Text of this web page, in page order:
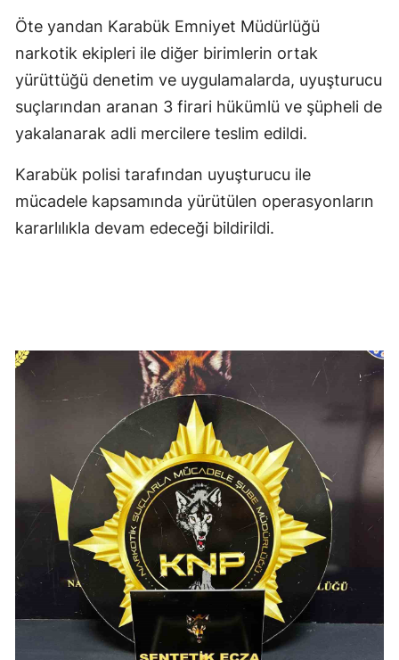
Öte yandan Karabük Emniyet Müdürlüğü
narkotik ekipleri ile diğer birimlerin ortak
yürüttüğü denetim ve uygulamalarda, uyuşturucu
suçlarından aranan 3 firari hükümlü ve şüpheli de
yakalanarak adli mercilere teslim edildi.
Karabük polisi tarafından uyuşturucu ile
mücadele kapsamında yürütülen operasyonların
kararlılıkla devam edeceği bildirildi.